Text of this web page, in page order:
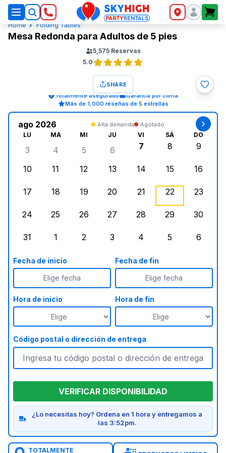
SkyHigh Logo
Home Folding Tables
Mesa Redonda para Adultos de 5 pies
5,575 Reservas
5.0
SHARE
Totalmente asegurado
Garantía por clima
Más de 1,000 reseñas de 5 estrellas
ago 2026 Alta demanda Agotado
LU MA MI JU VI SÁ DO
lunes, agosto 3, 2026
3
martes, agosto 4, 2026
4
miércoles, agosto 5, 2026
5
jueves, agosto 6, 2026
6
7
8
9
10
11
12
13
14
15
16
17
18
19
20
21
22
23
24
25
26
27
28
29
30
31
1
2
3
4
5
6
Fecha de inicio
Elige fecha
Fecha de fin
Elige fecha
Hora de inicio Hora de fin
Código postal o dirección de entrega
VERIFICAR DISPONIBILIDAD
¿Lo necesitas hoy? Ordena en 1 hora y entregamos a
las 3:52pm.
TOTALMENTE